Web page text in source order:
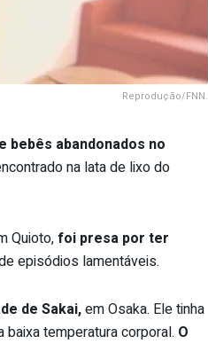
Reprodução/FNN.
abandonados no
na lata de lixo do
Quioto, foi presa por ter
episódios lamentáveis.
de Sakai,em Osaka. Ele tinha
temperatura corporal. O